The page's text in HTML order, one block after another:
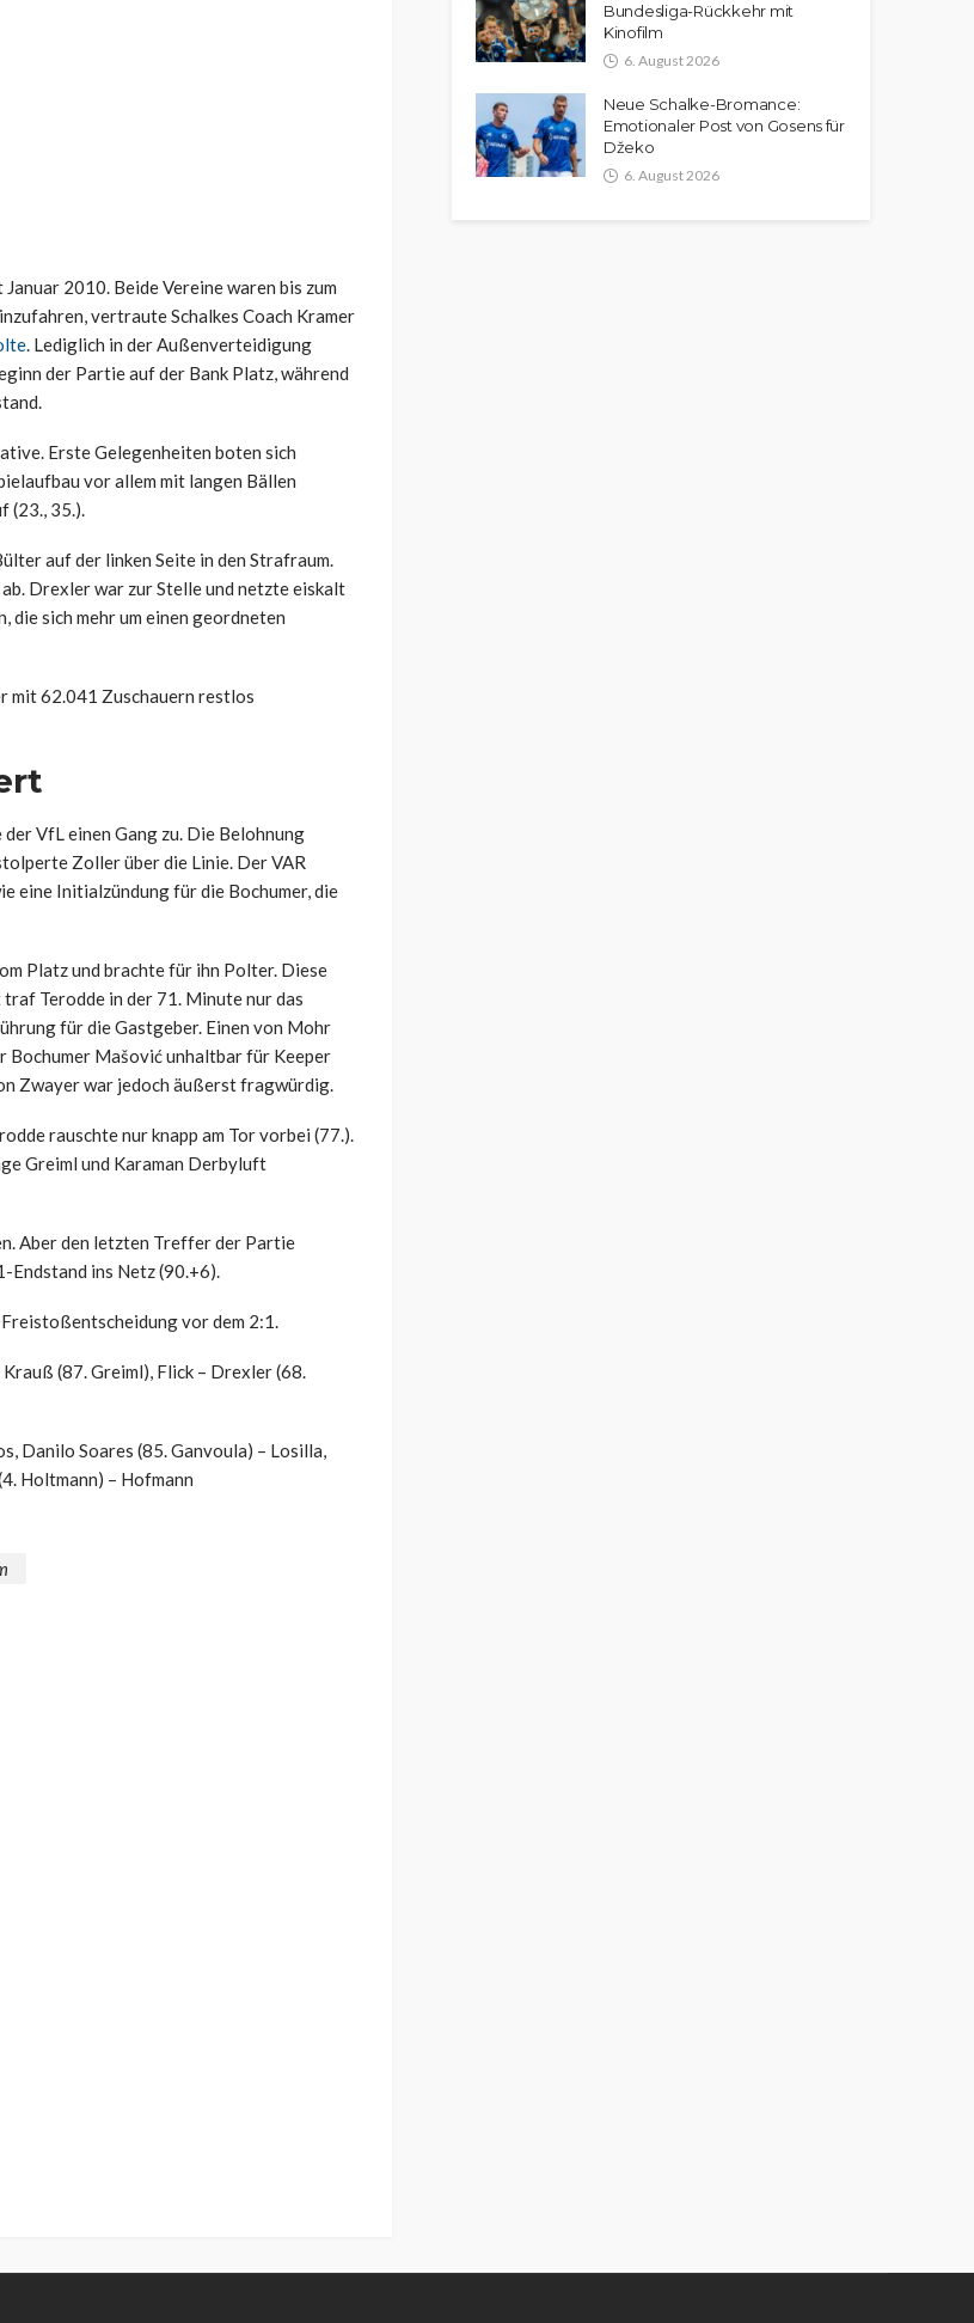
2010. Beide Vereine waren bis zum
vertraute Schalkes Coach Kramer
. Lediglich in der Außenverteidigung
der Partie auf der Bank Platz, während
Erste Gelegenheiten boten sich
vor allem mit langen Bällen
(23., 35.).
auf der linken Seite in den Strafraum.
Drexler war zur Stelle und netzte eiskalt
die sich mehr um einen geordneten
mit 62.041 Zuschauern restlos
VfL einen Gang zu. Die Belohnung
Zoller über die Linie. Der VAR
eine Initialzündung für die Bochumer, die
Platz und brachte für ihn Polter. Diese
Terodde in der 71. Minute nur das
für die Gastgeber. Einen von Mohr
Mašović unhaltbar für Keeper
Zwayer war jedoch äußerst fragwürdig.
rauschte nur knapp am Tor vorbei (77.).
Greiml und Karaman Derbyluft
Aber den letzten Treffer der Partie
Endstand ins Netz (90.+6).
vor dem 2:1.
(87. Greiml), Flick – Drexler (68.
Danilo Soares (85. Ganvoula) – Losilla,
Holtmann) – Hofmann
Bundesliga-Rückkehr mit
Kinofilm
6. August 2026
Neue Schalke-Bromance:
Emotionaler Post von Gosens für
Džeko
6. August 2026